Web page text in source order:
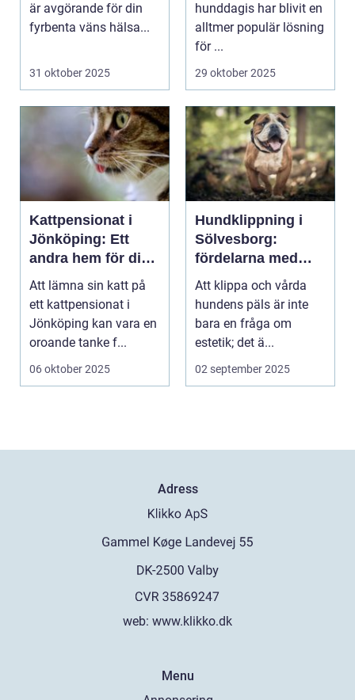
är avgörande för din
fyrbenta väns hälsa...
31 oktober 2025
hunddagis har blivit en
alltmer populär lösning
för ...
29 oktober 2025
Kattpensionat i
Jönköping: Ett
andra hem för din
katt
Att lämna sin katt på
ett kattpensionat i
Jönköping kan vara en
oroande tanke f...
06 oktober 2025
Hundklippning i
Sölvesborg:
fördelarna med
professionell
pälsvård
Att klippa och vårda
hundens päls är inte
bara en fråga om
estetik; det ä...
02 september 2025
Adress
web: www.klikko.dk
Menu